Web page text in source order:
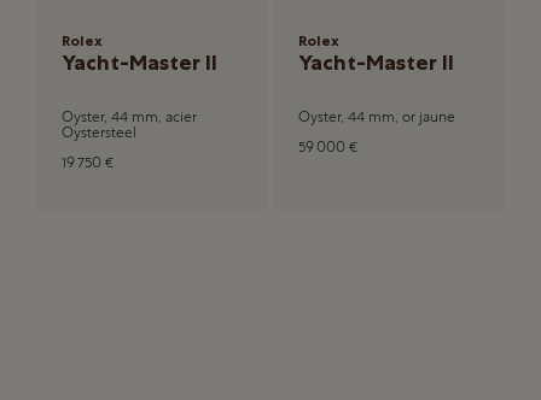
Rolex
Yacht-Master II
Oyster, 44 mm, acier
Oystersteel
19 750 €
Rolex
Yacht-Master II
Oyster, 44 mm, or jaune
59 000 €